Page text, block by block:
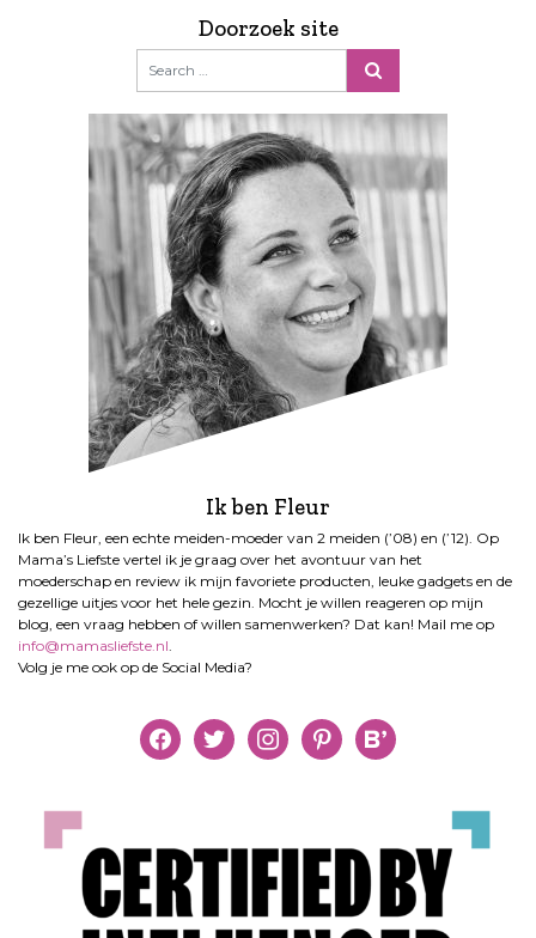
Doorzoek site
Ik ben Fleur
Ik ben Fleur, een echte meiden-moeder van 2 meiden (’08) en (’12). Op
Mama’s Liefste vertel ik je graag over het avontuur van het
moederschap en review ik mijn favoriete producten, leuke gadgets en de
gezellige uitjes voor het hele gezin. Mocht je willen reageren op mijn
blog, een vraag hebben of willen samenwerken? Dat kan! Mail me op
info@mamasliefste.nl
Volg je me ook op de Social Media?
facebooktwitter instagrampinterestbloglovin